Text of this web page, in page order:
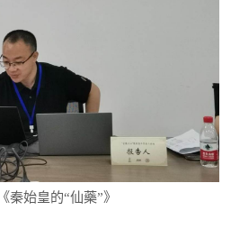
秦始皇的“仙藥”》